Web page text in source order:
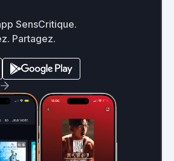
SensCritique.
Partagez.